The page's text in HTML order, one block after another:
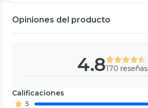
Opiniones del producto
4.8170 reseñas
Calificaciones
5